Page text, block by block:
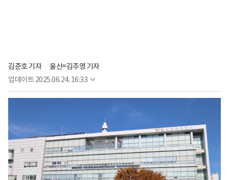
김준호 기자
울산=김주영 기자
업데이트 2025.06.24. 16:33